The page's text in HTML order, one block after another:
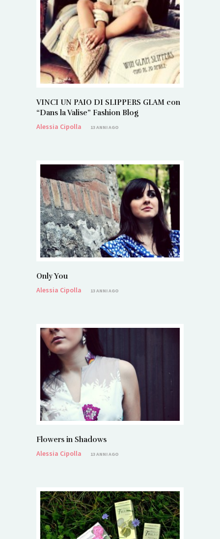
VINCI UN PAIO DI SLIPPERS GLAM con
“Dans la Valise” Fashion Blog
Alessia Cipolla
13 ANNI AGO
Only You
Alessia Cipolla
13 ANNI AGO
Flowers in Shadows
Alessia Cipolla
13 ANNI AGO